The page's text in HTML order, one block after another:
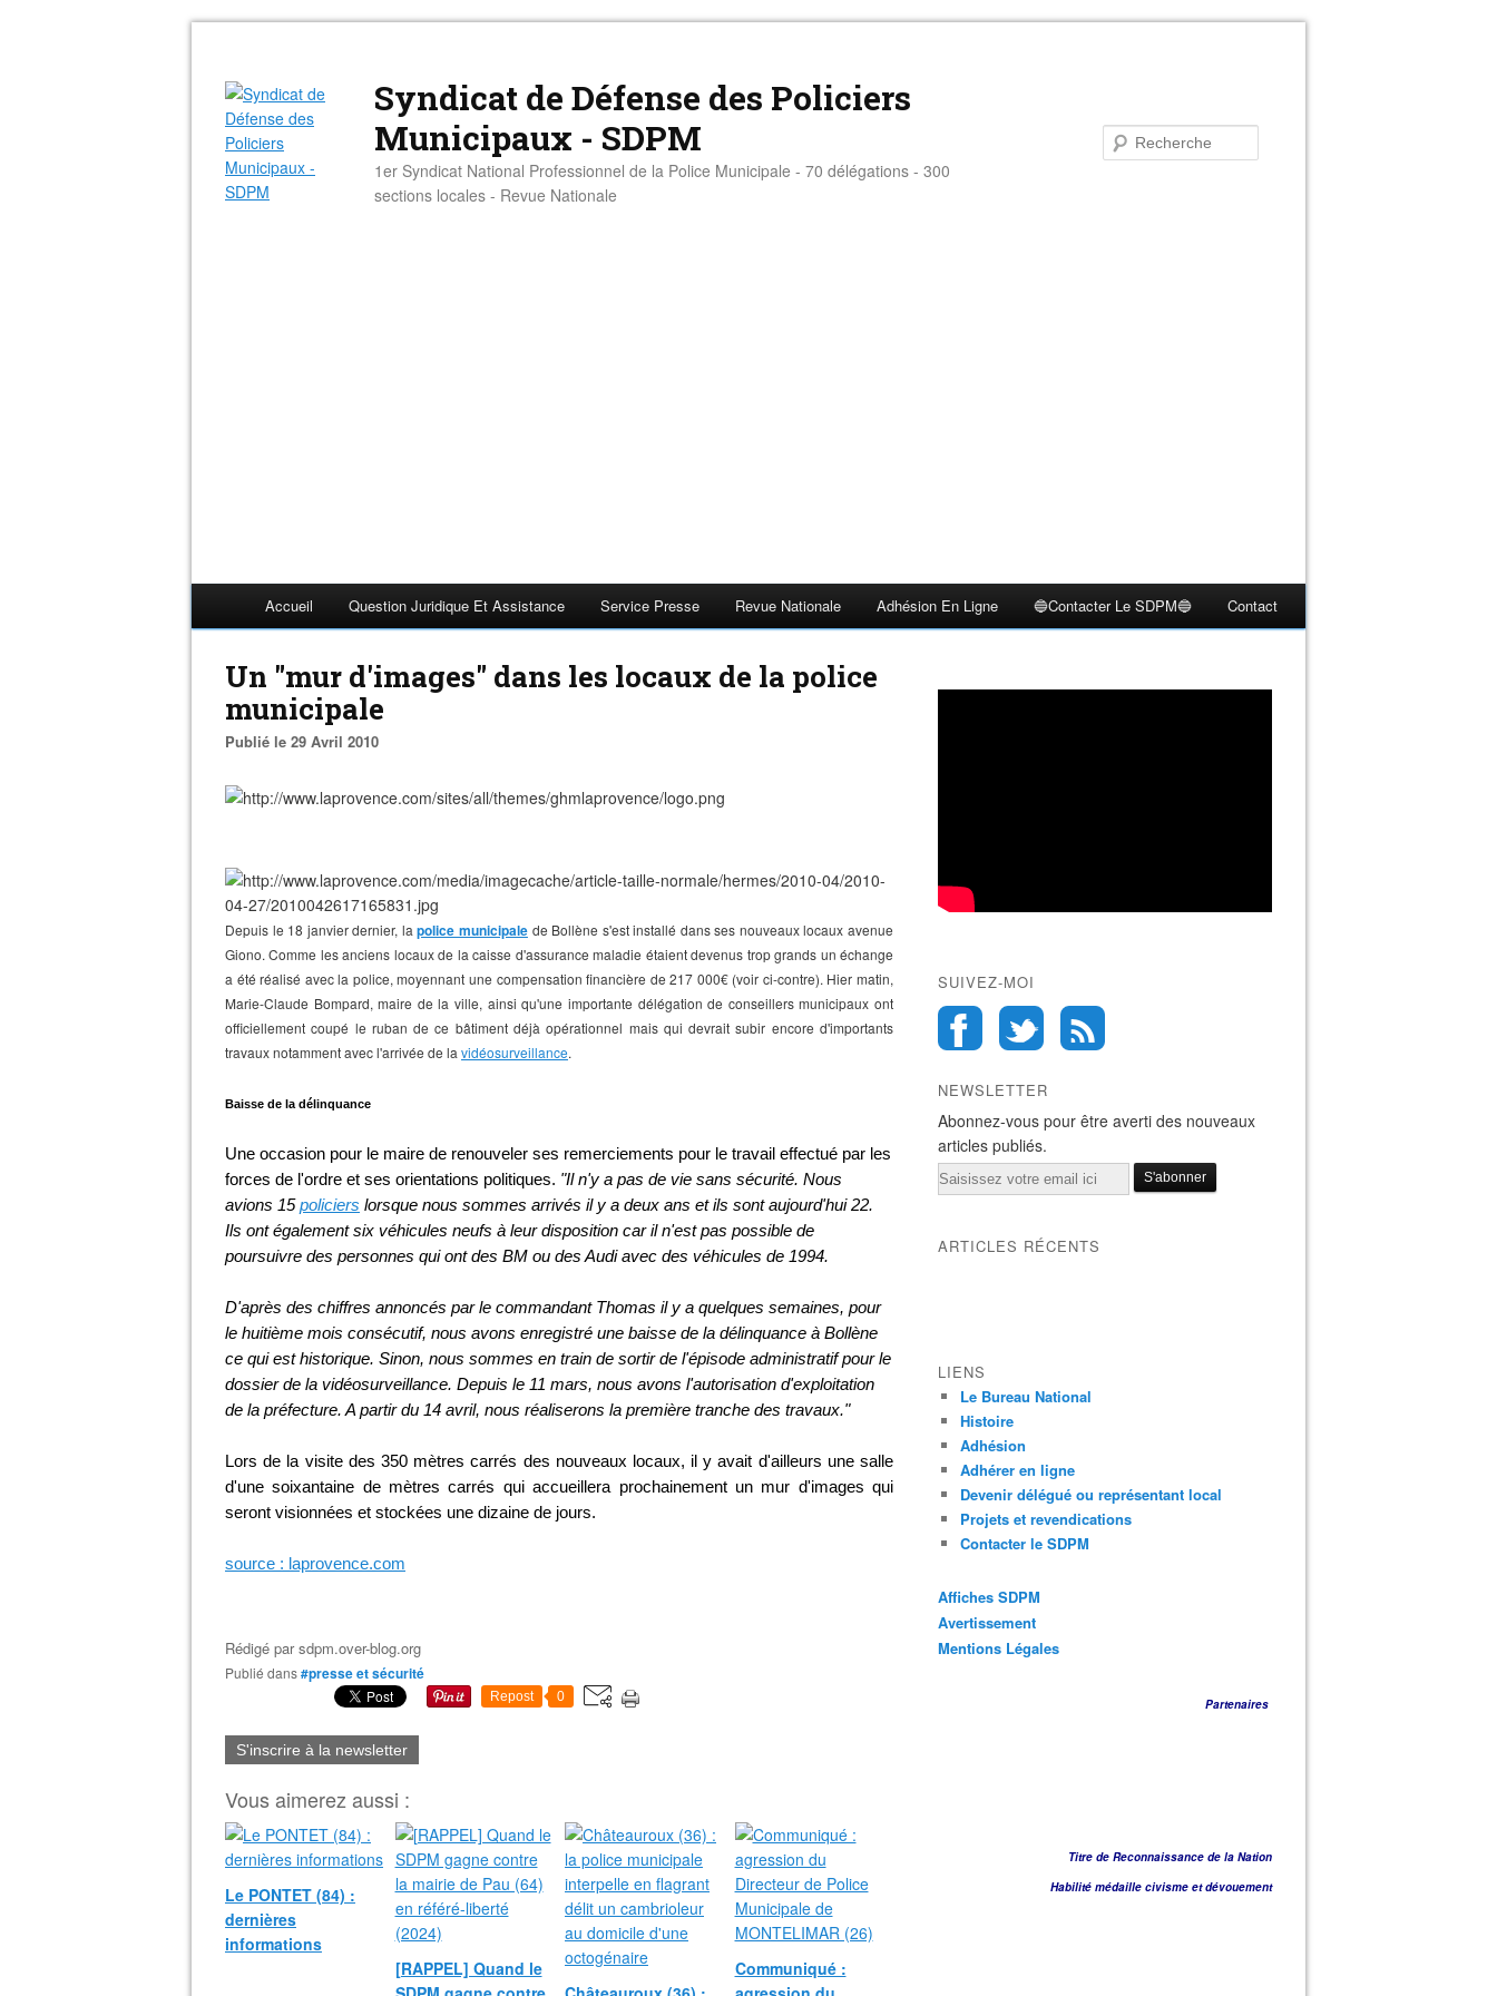
Syndicat de Défense des Policiers
Municipaux - SDPM
1er Syndicat National Professionnel de la Police Municipale - 70 délégations - 300
sections locales - Revue Nationale
Accueil Question Juridique Et Assistance Service Presse Revue Nationale Adhésion En Ligne 🔵Contacter Le SDPM🔵 Contact
Un "mur d'images" dans les locaux de la police
municipale
Publié le 29 Avril 2010
Depuis le 18 janvier dernier, lapolice municipalede Bollène s'est installé dans ses nouveaux locaux avenue
Giono. Comme les anciens locaux de la caisse d'assurance maladie étaient devenus trop grands un échange
a été réalisé avec la police, moyennant une compensation financière de 217 000€ (voir ci-contre). Hier matin,
Marie-Claude Bompard, maire de la ville, ainsi qu'une importante délégation de conseillers municipaux ont
officiellement coupé le ruban de ce bâtiment déjà opérationnel mais qui devrait subir encore d'importants
travaux notamment avec l'arrivée de la vidéosurveillance.
Baisse de la délinquance
Une occasion pour le maire de renouveler ses remerciements pour le travail effectué par les
forces de l'ordre et ses orientations politiques. "Il n'y a pas de vie sans sécurité. Nous
avions 15policiers lorsque nous sommes arrivés il y a deux ans et ils sont aujourd'hui 22.
Ils ont également six véhicules neufs à leur disposition car il n'est pas possible de
poursuivre des personnes qui ont des BM ou des Audi avec des véhicules de 1994.
D'après des chiffres annoncés par le commandant Thomas il y a quelques semaines, pour
le huitième mois consécutif, nous avons enregistré une baisse de la délinquance à Bollène
ce qui est historique. Sinon, nous sommes en train de sortir de l'épisode administratif pour le
dossier de la vidéosurveillance. Depuis le 11 mars, nous avons l'autorisation d'exploitation
de la préfecture. A partir du 14 avril, nous réaliserons la première tranche des travaux."
Lors de la visite des 350 mètres carrés des nouveaux locaux, il y avait d'ailleurs une salle
d'une soixantaine de mètres carrés qui accueillera prochainement un mur d'images qui
seront visionnées et stockées une dizaine de jours.
source : laprovence.com
Rédigé parsdpm.over-blog.org
Publié dans#presse et sécurité
Repost 0
S'inscrire à la newsletter
Vous aimerez aussi :
Le PONTET (84) :
dernières
informations
[RAPPEL] Quand le
Communiqué :
SUIVEZ-MOI
NEWSLETTER
Abonnez-vous pour être averti des nouveaux
articles publiés.
Email
ARTICLES RÉCENTS
LIENS
Le Bureau National
Histoire
Adhésion
Adhérer en ligne
Devenir délégué ou représentant local
Projets et revendications
Contacter le SDPM
Affiches SDPM
Avertissement
Mentions Légales
Partenaires
Titre de Reconnaissance de la Nation
Habilité médaille civisme et dévouement